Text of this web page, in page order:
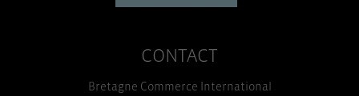
CONTACT
Bretagne Commerce International